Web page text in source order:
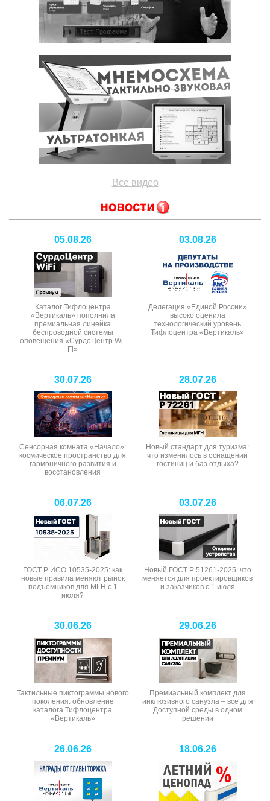
Все видео
05.08.26
Каталог Тифлоцентра
«Вертикаль» пополнила
премиальная линейка
беспроводной системы
оповещения «СурдоЦентр Wi-
Fi»
03.08.26
Делегация «Единой России»
высоко оценила
технологический уровень
Тифлоцентра «Вертикаль»
30.07.26
Сенсорная комната «Начало»:
космическое пространство для
гармоничного развития и
восстановления
28.07.26
Новый стандарт для туризма:
что изменилось в оснащении
гостиниц и баз отдыха?
06.07.26
ГОСТ Р ИСО 10535-2025: как
новые правила меняют рынок
подъемников для МГН с 1
июля?
03.07.26
Новый ГОСТ Р 51261-2025: что
меняется для проектировщиков
и заказчиков с 1 июля
30.06.26
Тактильные пиктограммы нового
поколения: обновление
каталога Тифлоцентра
«Вертикаль»
29.06.26
Премиальный комплект для
инклюзивного санузла – все для
Доступной среды в одном
решении
26.06.26 18.06.26